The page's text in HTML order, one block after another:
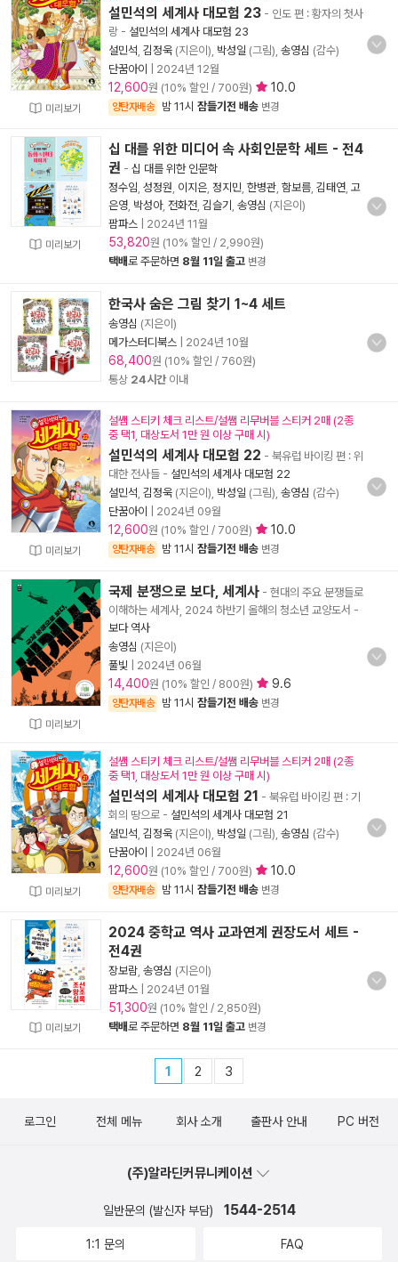
미리보기
설민석의 세계사 대모험 23 - 인도 편 : 황자의 첫사
랑 - 설민석의 세계사 대모험 23
설민석 김정욱 (지은이), 박성일 (그림), 송영심 (감수)
단꿈아이
2024년 12월
12,600원 (10% 할인 / 700원) 10.0
양탄자배송 밤 11시 잠들기전 배송 변경
미리보기
십 대를 위한 미디어 속 사회인문학 세트 - 전4
권 - 십 대를 위한 인문학
정수임 성정원 이지은 정지민 한병관 함보름 김태연 고
은영 박성아, 전화전 김슬기 송영심 (지은이)
팜파스
2024년 11월
53,820원 (10% 할인 / 2,990원)
택배로 주문하면 8월 11일 출고 변경
한국사 숨은 그림 찾기 1~4 세트
송영심 (지은이)
메가스터디북스
2024년 10월
68,400원 (10% 할인 / 760원)
통상 24시간이내
미리보기
설쌤 스티키 체크 리스트/설쌤 리무버블 스티커 2매 (2종
중 택1, 대상도서 1만 원 이상 구매 시)
설민석의 세계사 대모험 22 - 북유럽 바이킹 편 : 위
대한 전사들 - 설민석의 세계사 대모험 22
설민석 김정욱 (지은이), 박성일 (그림), 송영심 (감수)
단꿈아이
2024년 09월
12,600원 (10% 할인 / 700원) 10.0
양탄자배송 밤 11시 잠들기전 배송 변경
미리보기
국제 분쟁으로 보다, 세계사 - 현대의 주요 분쟁들로
이해하는 세계사, 2024 하반기 올해의 청소년 교양도서 -
보다 역사
송영심 (지은이)
풀빛
2024년 06월
14,400원 (10% 할인 / 800원) 9.6
양탄자배송 밤 11시 잠들기전 배송 변경
미리보기
설쌤 스티키 체크 리스트/설쌤 리무버블 스티커 2매 (2종
중 택1, 대상도서 1만 원 이상 구매 시)
설민석의 세계사 대모험 21 - 북유럽 바이킹 편 : 기
회의 땅으로 - 설민석의 세계사 대모험 21
설민석 김정욱 (지은이), 박성일 (그림), 송영심 (감수)
단꿈아이
2024년 06월
12,600원 (10% 할인 / 700원) 10.0
양탄자배송 밤 11시 잠들기전 배송 변경
미리보기
2024 중학교 역사 교과연계 권장도서 세트 -
전4권
장보람 송영심 (지은이)
팜파스
2024년 01월
51,300원 (10% 할인 / 2,850원)
택배로 주문하면 8월 11일 출고 변경
1 2 3
로그인 전체 메뉴 회사 소개 출판사 안내 PC 버전
(주)알라딘커뮤니케이션
일반문의 (발신자 부담) 1544-2514
1:1 문의 FAQ